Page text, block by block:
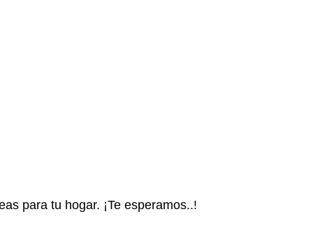
para tu hogar. ¡Te esperamos..!